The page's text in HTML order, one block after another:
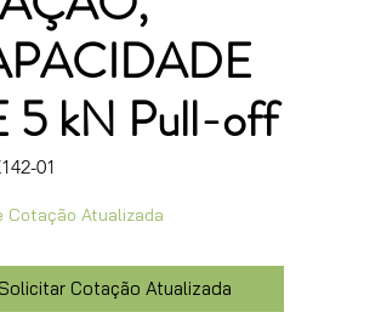
5 kN Pull-off
01
Cotação Atualizada
Solicitar Cotação Atualizada